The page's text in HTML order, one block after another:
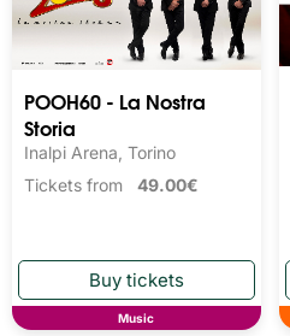
POOH60 - La Nostra
Storia
Inalpi Arena, Torino
Tickets from 49.00€
Music